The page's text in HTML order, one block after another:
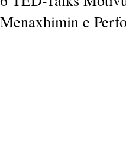
Menaxhimin e